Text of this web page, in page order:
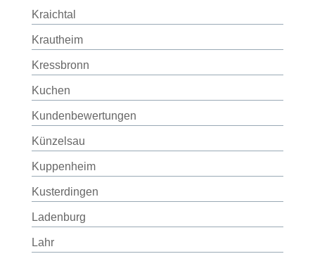
Kraichtal
Krautheim
Kressbronn
Kuchen
Kundenbewertungen
Künzelsau
Kuppenheim
Kusterdingen
Ladenburg
Lahr